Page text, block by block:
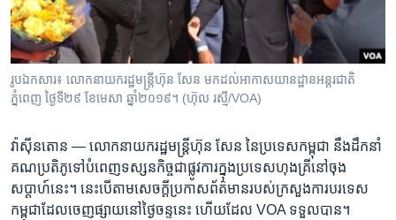
សម្ព័ន្ធ​
រំលង​
និង​
ទៅ​
ទំព័រ​
Khmer English
បណ្តាញ​សង្គម
ភាសា
រូបឯកសារ៖ លោក​នាយក​រដ្ឋមន្ត្រី​ហ៊ុន​ សែន​ មក​ដល់​អាកាស​យាន​ដ្ឋាន​អន្តរជាតិ​
ភ្នំពេញ​ ថ្ងៃ​ទី​២៩ ខែ​មេសា​ ឆ្នាំ​២០១៩។ (ហ៊ុល រស្មី​/VOA​)
វ៉ាស៊ីនតោន — លោក​នាយក​រដ្ឋមន្ត្រី​ហ៊ុន សែន​ នៃ​ប្រទេស​កម្ពុជា ​នឹង​ដឹកនាំ​
គណប្រតិភូ​ទៅ​បំពេញទស្សនកិច្ច​ជាផ្លូវការ​ក្នុង​ប្រទេស​ហុងគ្រី​នៅចុង​
សប្តាហ៍​នេះ។​ នេះបើ​តាម​សេចក្តីប្រកាស​ព័ត៌មាន​របស់​ក្រសួង​ការបរទេស​
កម្ពុជា​ដែល​ចេញផ្សាយ​នៅ​ថ្ងៃចន្ទ​នេះ ហើយ​ដែល​ VOA​ ទទួល​បាន។